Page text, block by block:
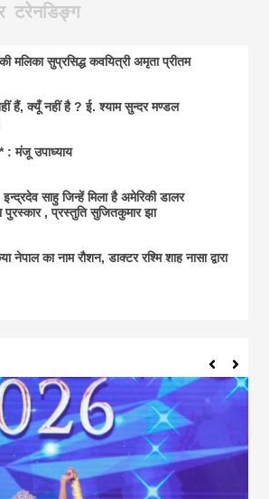
टरेनडिङ्ग
मलिका सुप्रसिद्ध कवयित्री अमृता प्रीतम
हैं, क्यूँ नहीं है ? ई. श्याम सुन्दर मण्डल
: मंजू उपाध्याय
इन्द्रदेव साहु जिन्हें मिला है अमेरिकी डालर
, प्रस्तुति सुजितकुमार झा
नेपाल का नाम राैशन, डाक्टर रश्मि शाह नासा द्वारा